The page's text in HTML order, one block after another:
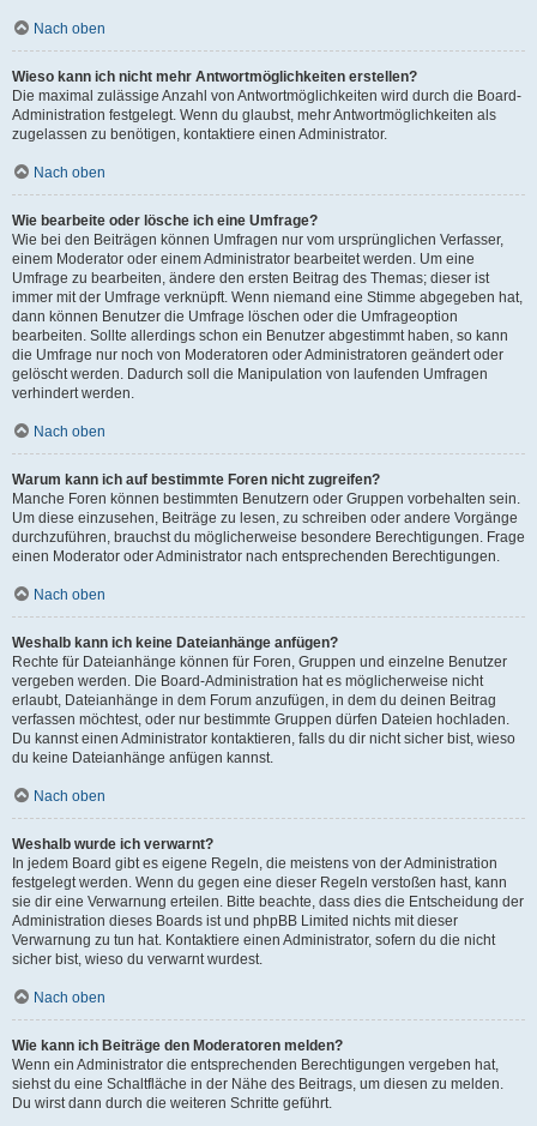
Nach oben
Wieso kann ich nicht mehr Antwortmöglichkeiten erstellen?
Die maximal zulässige Anzahl von Antwortmöglichkeiten wird durch die Board-
Administration festgelegt. Wenn du glaubst, mehr Antwortmöglichkeiten als
zugelassen zu benötigen, kontaktiere einen Administrator.
Nach oben
Wie bearbeite oder lösche ich eine Umfrage?
Wie bei den Beiträgen können Umfragen nur vom ursprünglichen Verfasser,
einem Moderator oder einem Administrator bearbeitet werden. Um eine
Umfrage zu bearbeiten, ändere den ersten Beitrag des Themas; dieser ist
immer mit der Umfrage verknüpft. Wenn niemand eine Stimme abgegeben hat,
dann können Benutzer die Umfrage löschen oder die Umfrageoption
bearbeiten. Sollte allerdings schon ein Benutzer abgestimmt haben, so kann
die Umfrage nur noch von Moderatoren oder Administratoren geändert oder
gelöscht werden. Dadurch soll die Manipulation von laufenden Umfragen
verhindert werden.
Nach oben
Warum kann ich auf bestimmte Foren nicht zugreifen?
Manche Foren können bestimmten Benutzern oder Gruppen vorbehalten sein.
Um diese einzusehen, Beiträge zu lesen, zu schreiben oder andere Vorgänge
durchzuführen, brauchst du möglicherweise besondere Berechtigungen. Frage
einen Moderator oder Administrator nach entsprechenden Berechtigungen.
Nach oben
Weshalb kann ich keine Dateianhänge anfügen?
Rechte für Dateianhänge können für Foren, Gruppen und einzelne Benutzer
vergeben werden. Die Board-Administration hat es möglicherweise nicht
erlaubt, Dateianhänge in dem Forum anzufügen, in dem du deinen Beitrag
verfassen möchtest, oder nur bestimmte Gruppen dürfen Dateien hochladen.
Du kannst einen Administrator kontaktieren, falls du dir nicht sicher bist, wieso
du keine Dateianhänge anfügen kannst.
Nach oben
Weshalb wurde ich verwarnt?
In jedem Board gibt es eigene Regeln, die meistens von der Administration
festgelegt werden. Wenn du gegen eine dieser Regeln verstoßen hast, kann
sie dir eine Verwarnung erteilen. Bitte beachte, dass dies die Entscheidung der
Administration dieses Boards ist und phpBB Limited nichts mit dieser
Verwarnung zu tun hat. Kontaktiere einen Administrator, sofern du die nicht
sicher bist, wieso du verwarnt wurdest.
Nach oben
Wie kann ich Beiträge den Moderatoren melden?
Wenn ein Administrator die entsprechenden Berechtigungen vergeben hat,
siehst du eine Schaltfläche in der Nähe des Beitrags, um diesen zu melden.
Du wirst dann durch die weiteren Schritte geführt.